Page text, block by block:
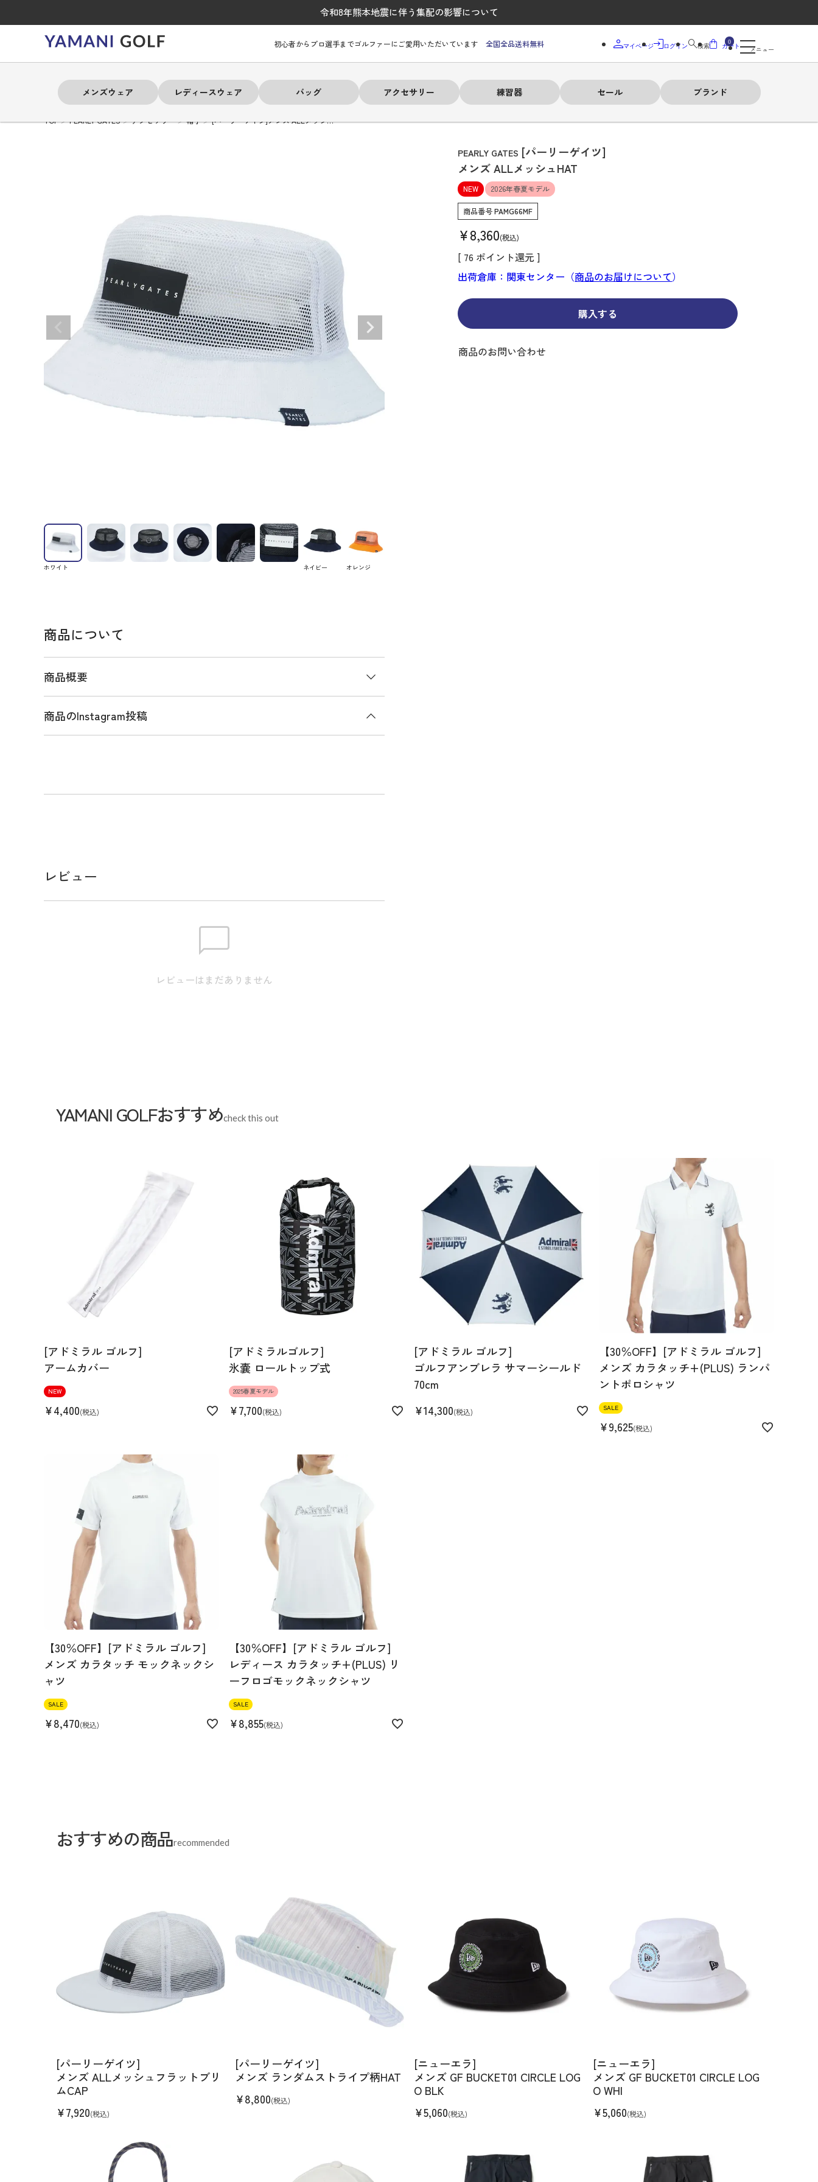
令和8年熊本地震に伴う集配の影響について
初心者からプロ選手までゴルファーにご愛用いただいています 全国全品送料無料 マイページ ログイン 検索
0
カート メニュー
メンズウェア レディースウェア バッグ アクセサリー 練習器 セール ブランド
コーディネイト
メンズウェア
全てのメンズウェア 半袖シャツ 長袖シャツ
セーター・トレーナー
ベスト
アウター ボトムス
ロングパンツ
ショートパンツ
インナー レイン
コーディネイト
レディースウェア
全てのレディースウェア 半袖シャツ 長袖シャツ
セーター・トレーナー
ベスト
アウター ボトムス
ロングパンツ
ショートパンツ
スカート キュロット
ワンピース
レイン
コーディネイト
全てのバッグ キャディバッグ
キャディバッグ・カート
キャディバッグ・スタンド
キャディバッグ・キャスター付き
ボストンバッグ
トートバッグ
ラウンドバッグ
シューズケース
クラブケース トラベルカバー
コーディネイト
アクセサリー
全てのアクセサリー 帽子 ソックス
ベルト
マーカー
グローブ サングラス
ティー
ヘッドカバー
氷嚢・保冷バッグ レッグウォーマー
アンブレラ（傘）
ファイスカバー
小物
シューズ
コーディネイト
全ての練習器 パッティング スイング
コーディネイト
全てのセール メンズウェア レディースウェア
アクセサリー
コーディネイト
ブランド
Admiral GOLF DISNEY
Jack Bunny!!
MARSQUEST
MASTER BUNNY EDITION
new balance
NEW ERA
OKERU
PEARLY GATES
PING APPAREL
PRO SENDR
Psycho Bunny
TOMMY HILFIGER GOLF
TOUR TEE
その他ブランド
TOP PEARLY GATES アクセサリー 帽子 [パーリーゲイツ]メンズ ALLメッシ…
ホワイト ネイビー オレンジ
PEARLY GATES [パーリーゲイツ]
メンズ ALLメッシュHAT
NEW 2026年春夏モデル
商品番号PAMG66MF
¥8,360 税込
[ 76 ポイント還元 ]
出荷倉庫：関東センター（商品のお届けについて）
購入する
商品のお問い合わせ
商品について
商品概要
商品説明
スペック
素材
(本体)ポリエステル 100%(つば)コットン 100%(刺しゅう糸)
ポリエステル 100%
商品のInstagram投稿
レビュー
レビューはまだありません
YAMANI GOLFおすすめcheck this out
[アドミラル ゴルフ]
アームカバー
NEW
¥4,400 税込
[アドミラルゴルフ]
氷嚢 ロールトップ式
2025春夏モデル
¥7,700 税込
[アドミラル ゴルフ]
ゴルフアンブレラ サマーシールド
70cm
¥14,300 税込
【30％OFF】[アドミラル ゴルフ]
メンズ カラタッチ+(PLUS) ランパ
ントポロシャツ
SALE
¥9,625 税込
【30％OFF】[アドミラル ゴルフ]
メンズ カラタッチ モックネックシ
ャツ
SALE
¥8,470 税込
【30％OFF】[アドミラル ゴルフ]
レディース カラタッチ+(PLUS) リ
ーフロゴモックネックシャツ
SALE
¥8,855 税込
おすすめの商品recommended
[パーリーゲイツ]
メンズ ALLメッシュフラットブリ
ムCAP
¥7,920(税込)
[パーリーゲイツ]
メンズ ランダムストライプ柄HAT
¥8,800(税込)
[ニューエラ]
メンズ GF BUCKET01 CIRCLE LOG
O BLK
¥5,060(税込)
[ニューエラ]
メンズ GF BUCKET01 CIRCLE LOG
O WHI
¥5,060(税込)